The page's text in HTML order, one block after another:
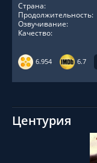
6.954 6.7
Страна:
Продолжительность:
Озвучивание:
Качество:
Центурия